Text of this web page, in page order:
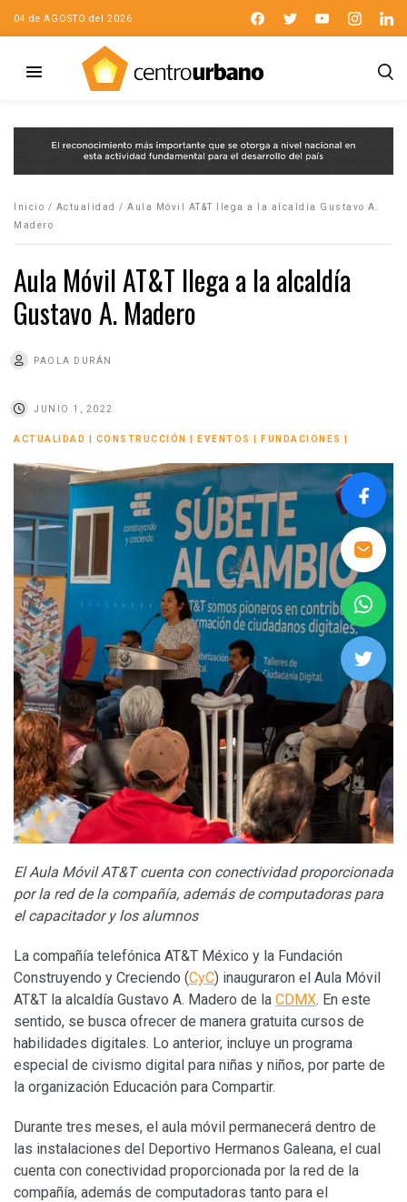
04 de AGOSTO del 2026
Inicio / Actualidad / Aula Móvil AT&T llega a la alcaldía Gustavo A.
Madero
Aula Móvil AT&T llega a la alcaldía
Gustavo A. Madero
PAOLA DURÁN
JUNIO 1, 2022
ACTUALIDAD CONSTRUCCIÓN EVENTOS FUNDACIONES
El Aula Móvil AT&T cuenta con conectividad proporcionada
por la red de la compañía, además de computadoras para
el capacitador y los alumnos
La compañía telefónica AT&T México y la Fundación
Construyendo y Creciendo (CyC) inauguraron el Aula Móvil
AT&T la alcaldía Gustavo A. Madero de la CDMX. En este
sentido, se busca ofrecer de manera gratuita cursos de
habilidades digitales. Lo anterior, incluye un programa
especial de civismo digital para niñas y niños, por parte de
la organización Educación para Compartir.
Durante tres meses, el aula móvil permanecerá dentro de
las instalaciones del Deportivo Hermanos Galeana, el cual
cuenta con conectividad proporcionada por la red de la
compañía, además de computadoras tanto para el